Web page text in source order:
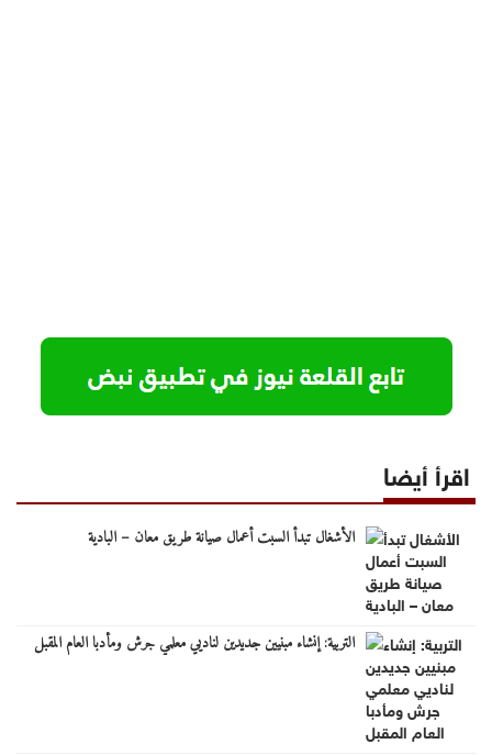
اقرأ أيضا
الأشغال تبدأ السبت أعمال صيانة طريق معان – البادية
التربية: إنشاء مبنيين جديدين لناديي معلمي جرش ومأدبا العام المقبل